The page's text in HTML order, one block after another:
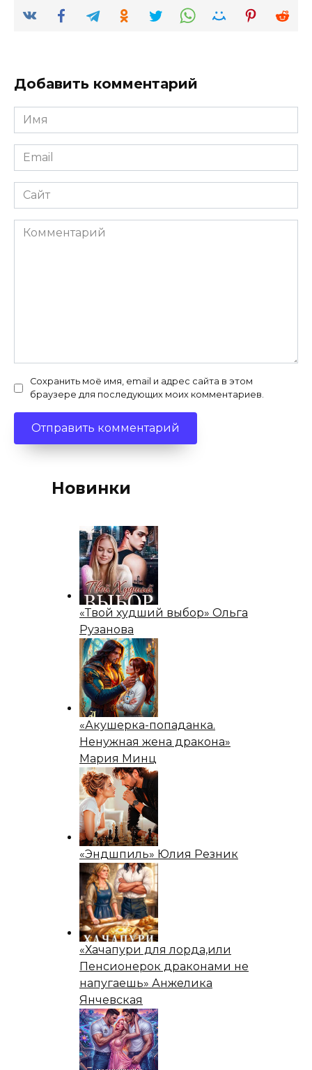
Добавить комментарий
Имя
*
Email
*
Сайт
Комментарий
Сохранить моё имя, email и адрес сайта в этом
браузере для последующих моих комментариев.
Новинки
«Твой худший выбор» Ольга
Рузанова
«Акушерка-попаданка.
Ненужная жена дракона»
Мария Минц
«Эндшпиль» Юлия Резник
«Хачапури для лорда,или
Пенсионерок драконами не
напугаешь» Анжелика
Янчевская